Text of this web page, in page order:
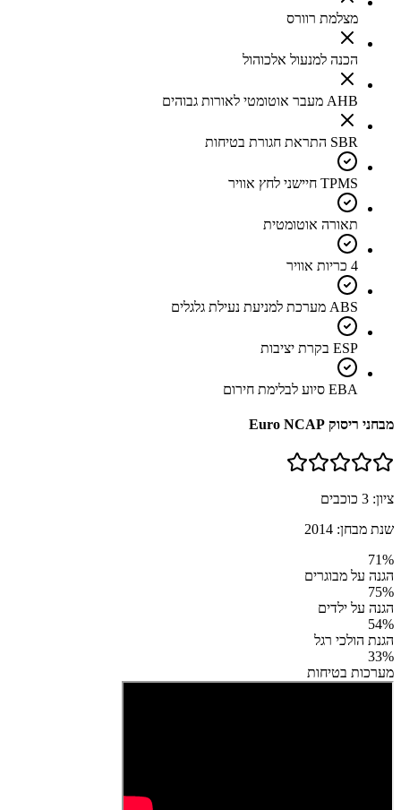
מצלמת רוורס
הכנה למנעול אלכוהול
AHB מעבר אוטומטי לאורות גבוהים
SBR התראת חגורת בטיחות
TPMS חיישני לחץ אוויר
תאורה אוטומטית
4 כריות אוויר
ABS מערכת למניעת נעילת גלגלים
ESP בקרת יציבות
EBA סיוע לבלימת חירום
מבחני ריסוק Euro NCAP
ציון: 3 כוכבים
שנת מבחן: 2014
71%
הגנה על מבוגרים
75%
הגנה על ילדים
54%
הגנת הולכי רגל
33%
מערכות בטיחות